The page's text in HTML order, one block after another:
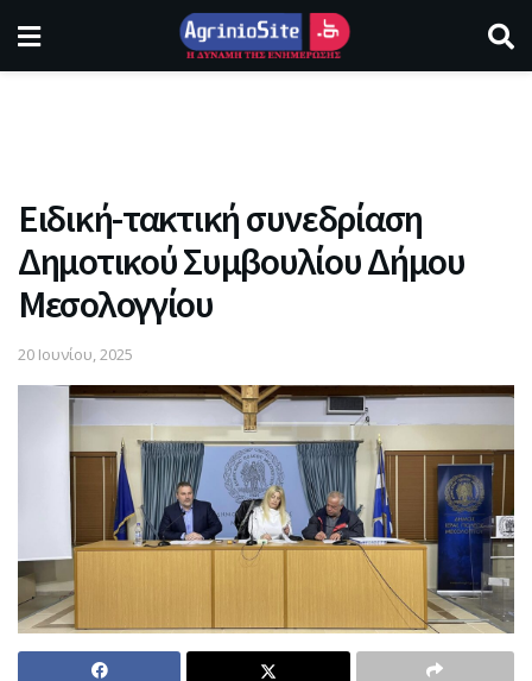
Ειδική-τακτική συνεδρίαση
Δημοτικού Συμβουλίου Δήμου
Μεσολογγίου
20 Ιουνίου, 2025